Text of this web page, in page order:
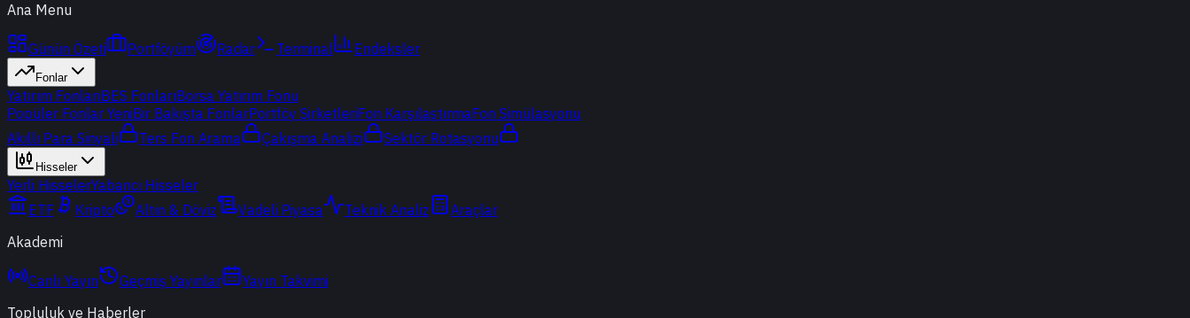
Ana Menu
Günün Özeti Portföyüm Radar Terminal Endeksler
Fonlar
Yatırım FonlarıBES FonlarıBorsa Yatırım Fonu
Popüler Fonlar YeniBir Bakışta FonlarPortföy ŞirketleriFon KarşılaştırmaFon Simülasyonu
Akıllı Para Sinyali
Ters Fon Arama Çakışma Analizi Sektör Rotasyonu
Hisseler
Yerli HisselerYabancı Hisseler
ETF
Kripto Altın & Döviz Vadeli Piyasa Teknik Analiz
Araçlar
Akademi
Canlı Yayın Geçmiş Yayınlar
Yayın Takvimi
Topluluk ve Haberler